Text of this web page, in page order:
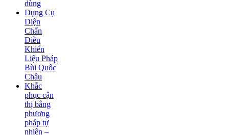
dùng
Dụng Cụ
Diện
Chẩn
Điều
Khiển
Liệu Pháp
Bùi Quốc
Châu
Khắc
phục cận
thị bằng
phương
pháp tự
nhiên –